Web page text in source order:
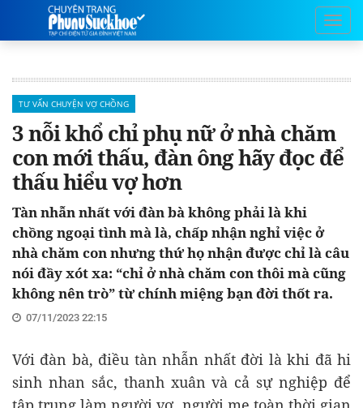
TƯ VẤN CHUYỆN VỢ CHỒNG
3 nỗi khổ chỉ phụ nữ ở nhà chăm
con mới thấu, đàn ông hãy đọc để
thấu hiểu vợ hơn
Tàn nhẫn nhất với đàn bà không phải là khi
chồng ngoại tình mà là, chấp nhận nghỉ việc ở
nhà chăm con nhưng thứ họ nhận được chỉ là câu
nói đầy xót xa: “chỉ ở nhà chăm con thôi mà cũng
không nên trò” từ chính miệng bạn đời thốt ra.
07/11/2023 22:15
Với đàn bà, điều tàn nhẫn nhất đời là khi đã hi
sinh nhan sắc, thanh xuân và cả sự nghiệp để